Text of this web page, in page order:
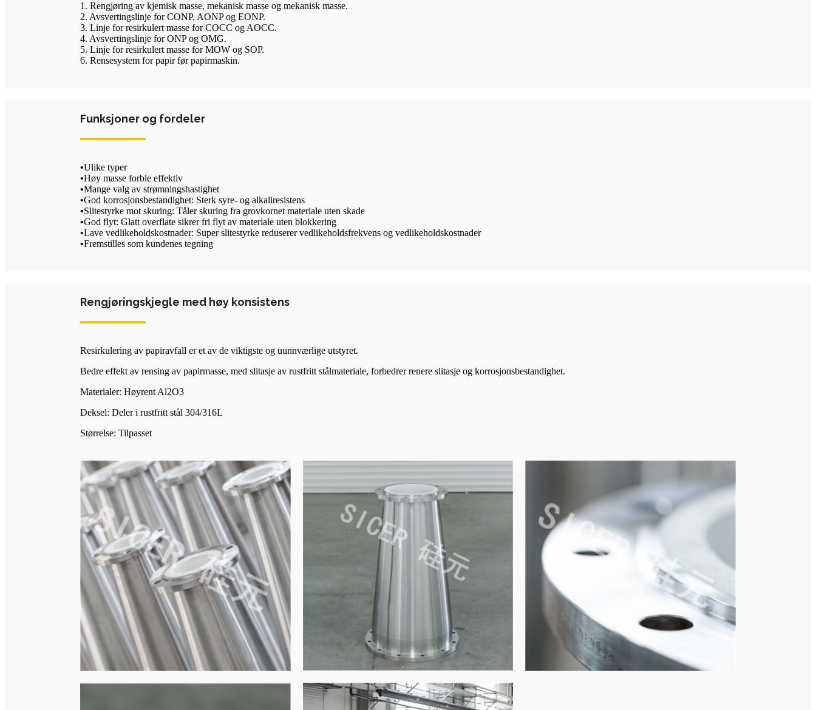
1. Rengjøring av kjemisk masse, mekanisk masse og mekanisk masse.
2. Avsvertingslinje for CONP, AONP og EONP.
3. Linje for resirkulert masse for COCC og AOCC.
4. Avsvertingslinje for ONP og OMG.
5. Linje for resirkulert masse for MOW og SOP.
6. Rensesystem for papir før papirmaskin.
Funksjoner og fordeler
•Ulike typer
•Høy masse forble effektiv
•Mange valg av strømningshastighet
•God korrosjonsbestandighet: Sterk syre- og alkaliresistens
•Slitestyrke mot skuring: Tåler skuring fra grovkornet materiale uten skade
•God flyt: Glatt overflate sikrer fri flyt av materiale uten blokkering
•Lave vedlikeholdskostnader: Super slitestyrke reduserer vedlikeholdsfrekvens og vedlikeholdskostnader
•Fremstilles som kundenes tegning
Rengjøringskjegle med høy konsistens
Resirkulering av papiravfall er et av de viktigste og uunnværlige utstyret.
Bedre effekt av rensing av papirmasse, med slitasje av rustfritt stålmateriale, forbedrer renere slitasje og korrosjonsbestandighet.
Materialer: Høyrent Al2O3
Deksel: Deler i rustfritt stål 304/316L
Størrelse: Tilpasset